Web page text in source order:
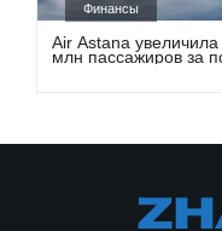
Финансы
Air Astana
млн пассажиров за